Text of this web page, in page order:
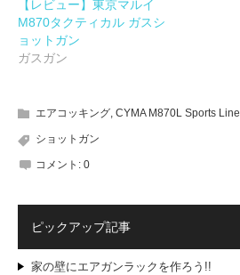
【レビュー】東京マルイ
M870タクティカル ガスシ
ョットガン
ガスガン
エアコッキング, CYMA M870L Sports Line
ショットガン
コメント: 0
ピックアップ記事
家の壁にエアガンラックを作ろう!!